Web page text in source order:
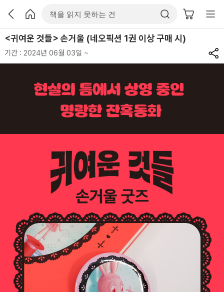
<귀여운 것들> 손거울 (네오픽션 1권 이상 구매 시)
기간 : 2024년 06월 03일 ~